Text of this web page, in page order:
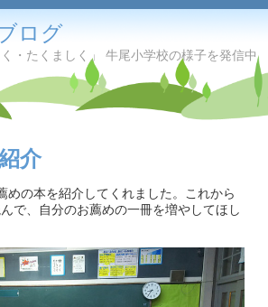
ログ
・たくましく」 牛尾小学校の様子を発信中
介
めの本を紹介してくれました。これから
で、自分のお薦めの一冊を増やしてほし